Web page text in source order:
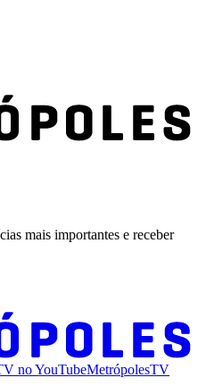
mais importantes e receber
noYouTubeMetrópolesTV